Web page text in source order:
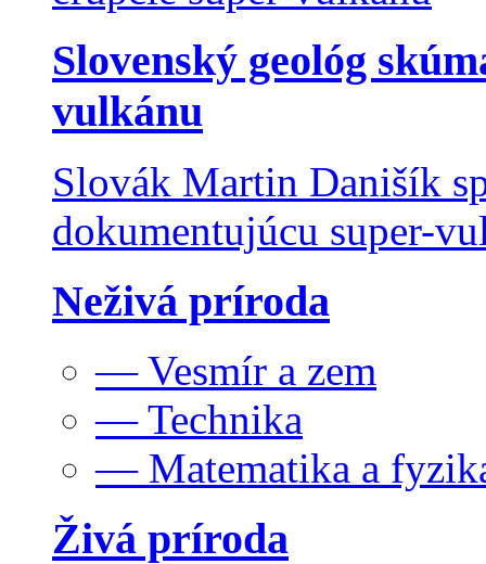
Slovenský geológ
vulkánu
Slovák Martin Danišík
dokumentujúcu super-
Neživá príroda
— Vesmír a zem
— Technika
— Matematika a
Živá príroda